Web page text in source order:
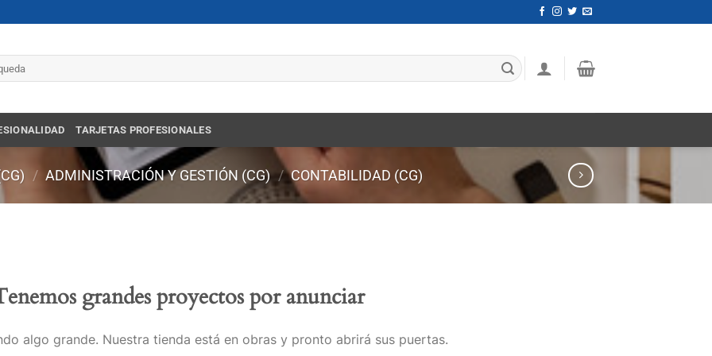
TARJETAS PROFESIONALES
/ ADMINISTRACIÓN Y GESTIÓN (CG) / CONTABILIDAD (CG)
grandes proyectos por anunciar
algo grande. Nuestra tienda está en obras y pronto abrirá sus puertas.